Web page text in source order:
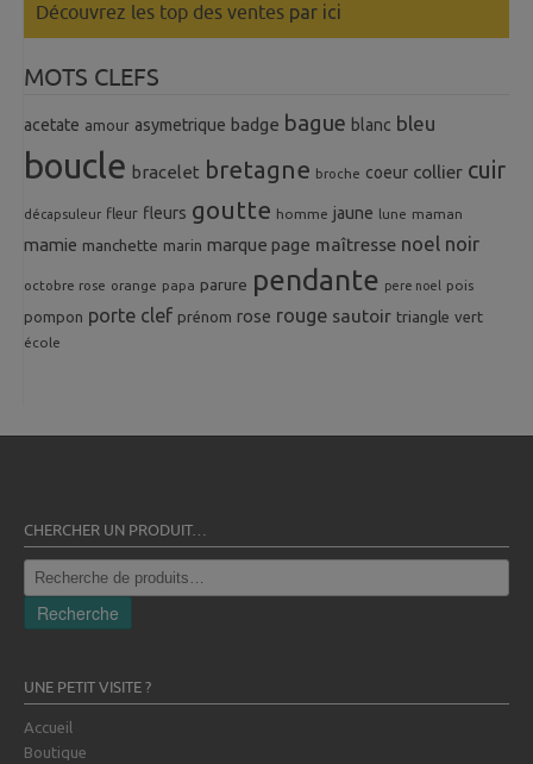
Découvrez les top des ventes par ici
MOTS CLEFS
acetate amour asymetrique badge bague blanc bleu
boucle bracelet bretagne broche coeur collier cuir
décapsuleur fleur fleurs goutte homme jaune lune maman
mamie manchette marin marque page maîtresse noel noir
octobre rose orange papa parure pendante pere noel pois
pompon porte clef prénom rose rouge sautoir triangle vert
école
CHERCHER UN PRODUIT…
Recherche
pour :
Recherche
UNE PETIT VISITE ?
Accueil
Boutique